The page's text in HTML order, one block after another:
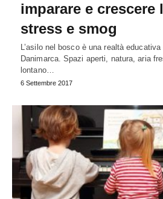
imparare e crescere
stress e smog
L’asilo nel bosco è una realtà
Danimarca. Spazi aperti, natura, aria
lontano…
6 Settembre 2017